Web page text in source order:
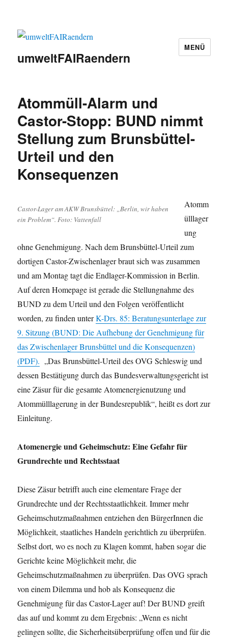
umweltFAIRaendern
MENÜ
Atommüll-Alarm und
Castor-Stopp: BUND nimmt
Stellung zum Brunsbüttel-
Urteil und den
Konsequenzen
Castor-Lager am AKW Brunsbüttel: „Berlin, wir haben
ein Problem“. Foto: Vattenfall
Atomm
ülllager
ung
ohne Genehmigung. Nach dem Brunsbüttel-Urteil zum
dortigen Castor-Zwischenlager braut sich was zusammen
und am Montag tagt die Endlager-Kommission in Berlin.
Auf deren Homepage ist gerade die Stellungnahme des
BUND zu dem Urteil und den Folgen veröffentlicht
worden, zu finden unterK-Drs. 85: Beratungsunterlage zur
9. Sitzung (BUND: Die Aufhebung der Genehmigung für
das Zwischenlager Brunsbüttel und die Konsequenzen)
(PDF). „Das Brunsbüttel-Urteil des OVG Schleswig und
dessen Bestätigung durch das Bundesverwaltungsgericht ist
eine Zäsur für die gesamte Atomenergienutzung und
Atommülllagerung in der Bundesrepublik“, heißt es dort zur
Einleitung.
Atomenergie und Geheimschutz: Eine Gefahr für
Grundrechte und Rechtsstaat
Diese Zäsur betrifft auch eine elementare Frage der
Grundrechte und der Rechtsstaatlichkeit. Immer mehr
Geheimschutzmaßnahmen entziehen den BürgerInnen die
Möglichkeit, staatliches Handeln gerichtlich zu überprüfen.
Selbst dort, wo es noch zu Klagen kommt, haben sogar die
Gerichte keine Möglichkeit mehr, die
Geheimschutzmaßnahmen zu überprüfen. Das OVG sprach
von einem Dilemma und hob als Konsequenz die
Genehmigung für das Castor-Lager auf! Der BUND greift
das auf und kommt zu dem Ergebnis: „Wenn es nicht
gelingen sollte, die Sicherheitsüberprüfung offen und für die